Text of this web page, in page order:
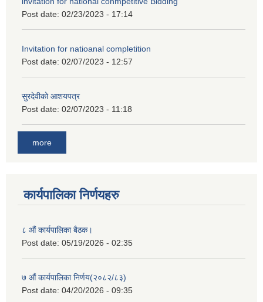
Post date: 02/23/2023 - 17:14
Invitation for natioanal completition
Post date: 02/07/2023 - 12:57
सुरदेवीको आशयपत्र
Post date: 02/07/2023 - 11:18
more
कार्यपालिका निर्णयहरु
८ औं कार्यपालिका बैठक।
Post date: 05/19/2026 - 02:35
७ औं कार्यपालिका निर्णय(२०८२/८३)
Post date: 04/20/2026 - 09:35